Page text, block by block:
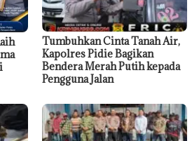
Tumbuhkan Cinta Tanah Air,
Kapolres Pidie Bagikan
Bendera Merah Putih kepada
Pengguna Jalan